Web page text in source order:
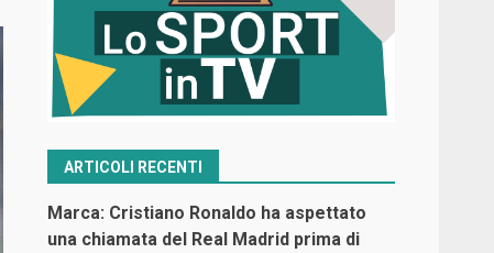
ARTICOLI RECENTI
Marca: Cristiano Ronaldo ha aspettato
una chiamata del Real Madrid prima di